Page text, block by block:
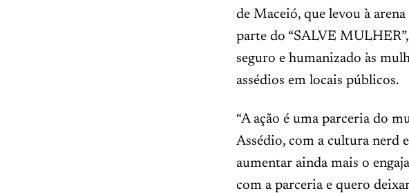
de Maceió, que levou à
parte do “SALVE
seguro e humanizado às
assédios em locais públicos.
“A ação é uma parceria do
Assédio, com a cultura nerd
aumentar ainda mais o
com a parceria e quero